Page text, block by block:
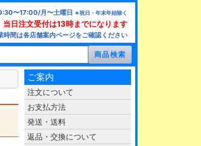
〜17:00/月〜土曜日 ※祝日・年末年始除く
当日注文受付は13時までになります
時間は各店舗案内ページをご確認ください
ご案内
注文について
お支払方法
発送・送料
返品・交換について